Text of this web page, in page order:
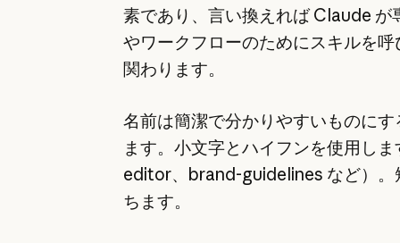
素であり、 言い換えれば Claude が
やワークフローのためにスキルを
関わります。
名前は簡潔で分かりやすいものに
ます。小文字とハイフンを使用し
editor、brand-guidelines など）。
ちます。